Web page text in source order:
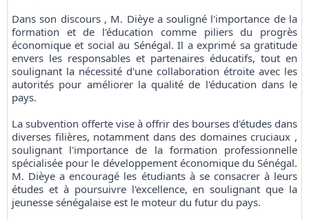
Dans son discours , M. Dièye a souligné l'importance de la
formation et de l'éducation comme piliers du progrès
économique et social au Sénégal. Il a exprimé sa gratitude
envers les responsables et partenaires éducatifs, tout en
soulignant la nécessité d'une collaboration étroite avec les
autorités pour améliorer la qualité de l'éducation dans le
pays.
La subvention offerte vise à offrir des bourses d'études dans
diverses filières, notamment dans des domaines cruciaux ,
soulignant l'importance de la formation professionnelle
spécialisée pour le développement économique du Sénégal.
M. Dièye a encouragé les étudiants à se consacrer à leurs
études et à poursuivre l'excellence, en soulignant que la
jeunesse sénégalaise est le moteur du futur du pays.